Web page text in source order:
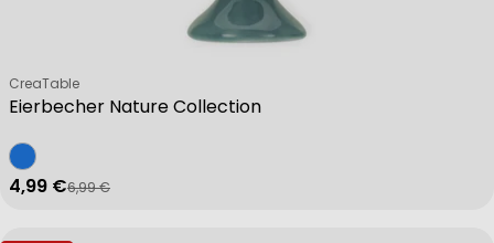
Eierbecher Nature Collection
Verkäufer:
CreaTable
Verkaufspreis
4,99 €
Regulärer Preis
6,99 €